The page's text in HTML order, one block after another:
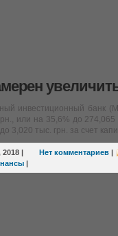
инвестиционный банк
или на 35,6% до
3,020 тыс. грн. за счет
2018| Нет комментариев |
|